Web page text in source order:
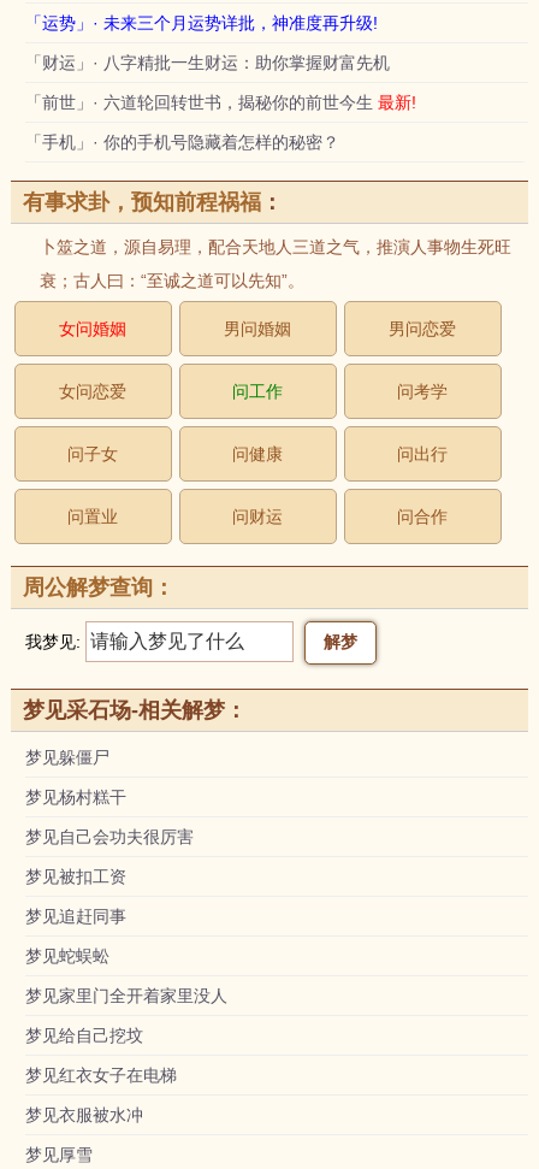
「运势」· 未来三个月运势详批，神准度再升级!
「财运」· 八字精批一生财运：助你掌握财富先机
「前世」· 六道轮回转世书，揭秘你的前世今生 最新!
「手机」· 你的手机号隐藏着怎样的秘密？
有事求卦，预知前程祸福：
卜筮之道，源自易理，配合天地人三道之气，推演人事物生死旺
衰；古人曰：“至诚之道可以先知”。
女问婚姻 男问婚姻 男问恋爱
女问恋爱 问工作 问考学
问子女 问健康 问出行
问置业 问财运 问合作
周公解梦查询：
我梦见:
梦见采石场-相关解梦：
梦见躲僵尸
梦见杨村糕干
梦见自己会功夫很厉害
梦见被扣工资
梦见追赶同事
梦见蛇蜈蚣
梦见家里门全开着家里没人
梦见给自己挖坟
梦见红衣女子在电梯
梦见衣服被水冲
梦见厚雪